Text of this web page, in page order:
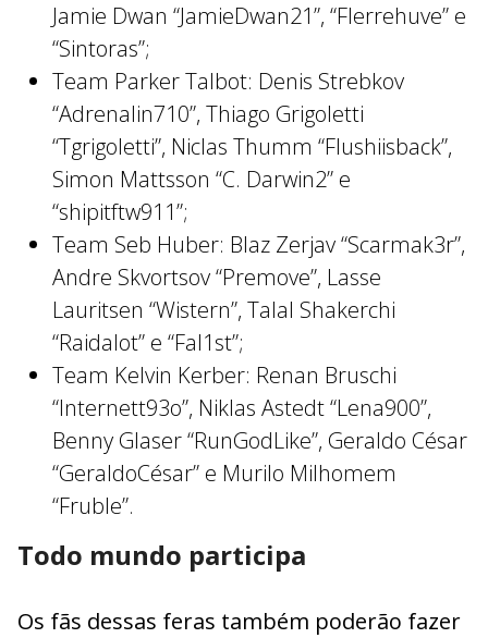
Jamie Dwan “JamieDwan21”, “Flerrehuve” e
“Sintoras”;
Team Parker Talbot: Denis Strebkov
“Adrenalin710”, Thiago Grigoletti
“Tgrigoletti”, Niclas Thumm “Flushiisback”,
Simon Mattsson “C. Darwin2” e
“shipitftw911”;
Team Seb Huber: Blaz Zerjav “Scarmak3r”,
Andre Skvortsov “Premove”, Lasse
Lauritsen “Wistern”, Talal Shakerchi
“Raidalot” e “Fal1st”;
Team Kelvin Kerber: Renan Bruschi
“Internett93o”, Niklas Astedt “Lena900”,
Benny Glaser “RunGodLike”, Geraldo César
“GeraldoCésar” e Murilo Milhomem
“Fruble”.
Todo mundo participa
Os fãs dessas feras também poderão fazer